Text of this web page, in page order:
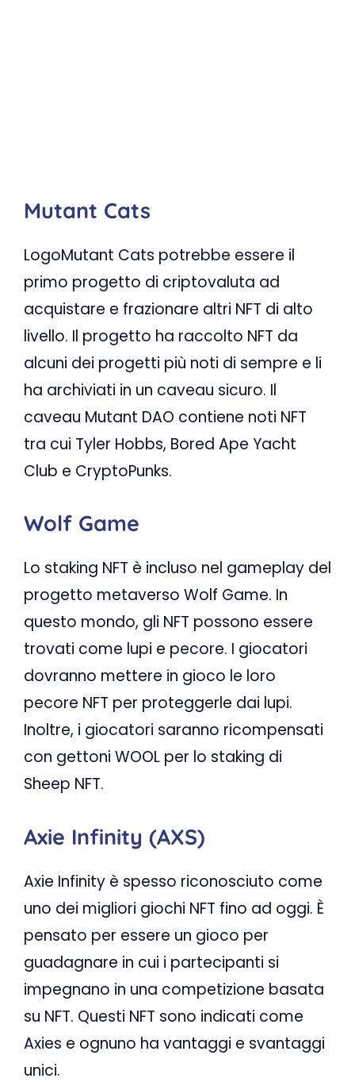
Mutant Cats
LogoMutant Cats potrebbe essere il
primo progetto di criptovaluta ad
acquistare e frazionare altri NFT di alto
livello. Il progetto ha raccolto NFT da
alcuni dei progetti più noti di sempre e li
ha archiviati in un caveau sicuro. Il
caveau Mutant DAO contiene noti NFT
tra cui Tyler Hobbs, Bored Ape Yacht
Club e CryptoPunks.
Wolf Game
Lo staking NFT è incluso nel gameplay del
progetto metaverso Wolf Game. In
questo mondo, gli NFT possono essere
trovati come lupi e pecore. I giocatori
dovranno mettere in gioco le loro
pecore NFT per proteggerle dai lupi.
Inoltre, i giocatori saranno ricompensati
con gettoni WOOL per lo staking di
Sheep NFT.
Axie Infinity (AXS)
Axie Infinity è spesso riconosciuto come
uno dei migliori giochi NFT fino ad oggi. È
pensato per essere un gioco per
guadagnare in cui i partecipanti si
impegnano in una competizione basata
su NFT. Questi NFT sono indicati come
Axies e ognuno ha vantaggi e svantaggi
unici.